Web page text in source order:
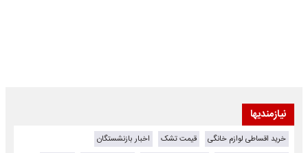
نیازمندیها
خرید اقساطی لوازم خانگی قیمت تشک
اخبار بازنشستگان